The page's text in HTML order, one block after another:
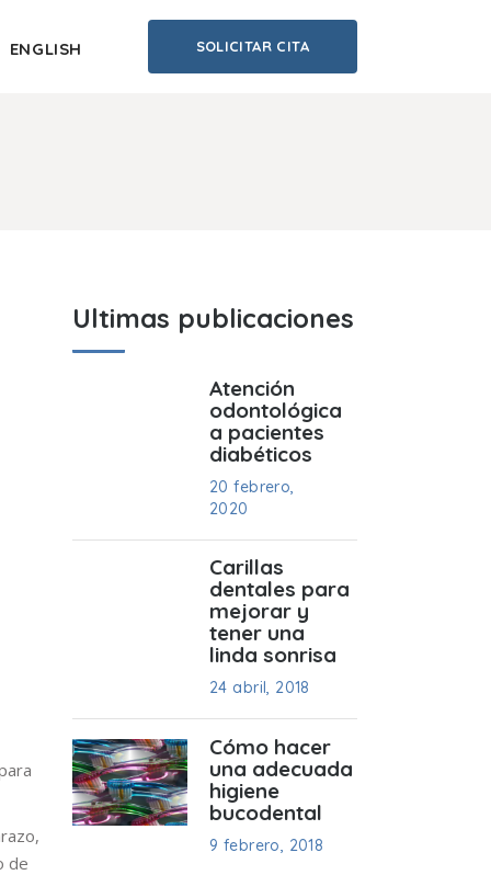
ENGLISH SOLICITAR CITA
de
Ultimas publicaciones
Atención
odontológica
a pacientes
diabéticos
20 febrero,
2020
Carillas
dentales para
mejorar y
tener una
linda sonrisa
24 abril, 2018
Cómo hacer
una adecuada
higiene
bucodental
9 febrero, 2018